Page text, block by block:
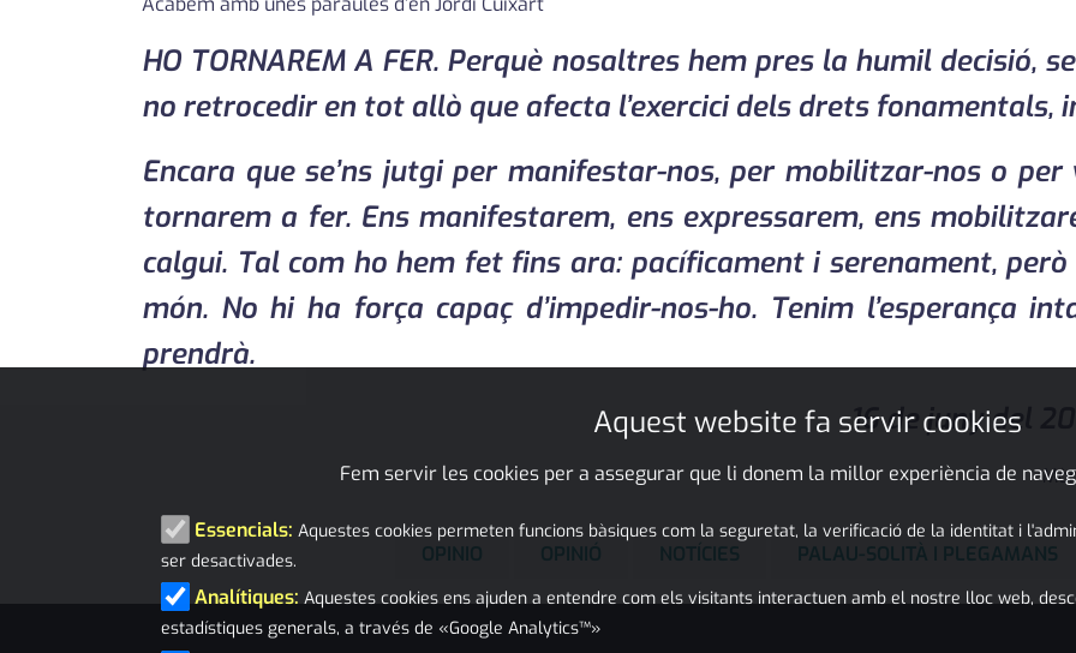
HO TORNAREM A FER. Perquè nosaltres hem pres la humil decisió,
no retrocedir en tot allò que afecta l’exercici dels drets fonamentals,
Encara que se’ns jutgi per manifestar-nos, per mobilitzar-nos o
tornarem a fer. Ens manifestarem, ens expressarem, ens
calgui. Tal com ho hem fet fins ara: pacíficament i serenament,
món. No hi ha força capaç d’impedir-nos-ho. Tenim l’esperança
prendrà.
16 de juny del
OPINIO OPINIÓ NOTÍCIES PALAU-SOLITÀ I PLEGAMANS
Aquest website fa servir cookies
Fem servir les cookies per a assegurar que li donem la millor experiència de
Essencials: Aquestes cookies permeten funcions bàsiques com la seguretat, la verificació de la identitat i
ser desactivades.
Analítiques: Aquestes cookies ens ajuden a entendre com els visitants interactuen amb el nostre lloc web,
estadístiques generals, a través de «Google Analytics™»